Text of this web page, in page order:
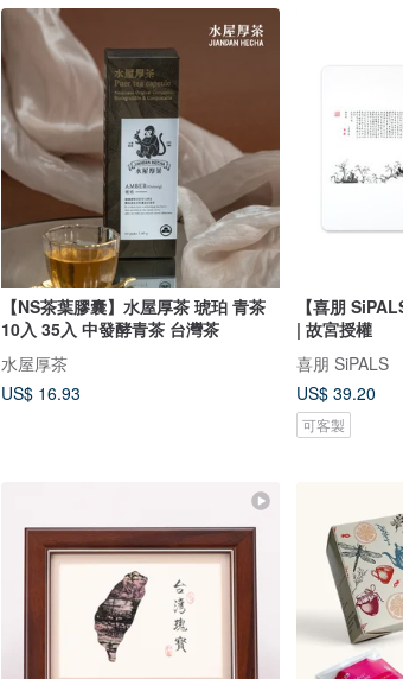
【NS茶葉膠囊】水屋厚茶 琥珀 青茶
10入 35入 中發酵青茶 台灣茶
水屋厚茶
US$ 16.93
【喜朋
| 故宮授權
喜朋 SiPALS
US$ 39.20
可客製